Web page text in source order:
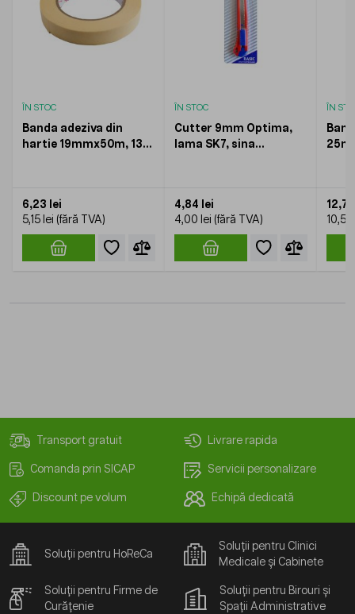
ÎN STOC
Banda adeziva din
hartie 19mmx50m, 135
6,23 lei
5,15 lei
ÎN STOC
Cutter 9mm Optima,
lama SK7, sina
4,84 lei
4,00 lei
ÎN
Transport gratuit Livrare rapida
Comanda prin SICAP Servicii personalizare
Discount pe volum Echipă dedicată
Soluții pentru HoReCa
Soluții pentru Clinici
Medicale și Cabinete
Soluții pentru Firme de
Curățenie
Soluții pentru Birouri și
Spații Administrative